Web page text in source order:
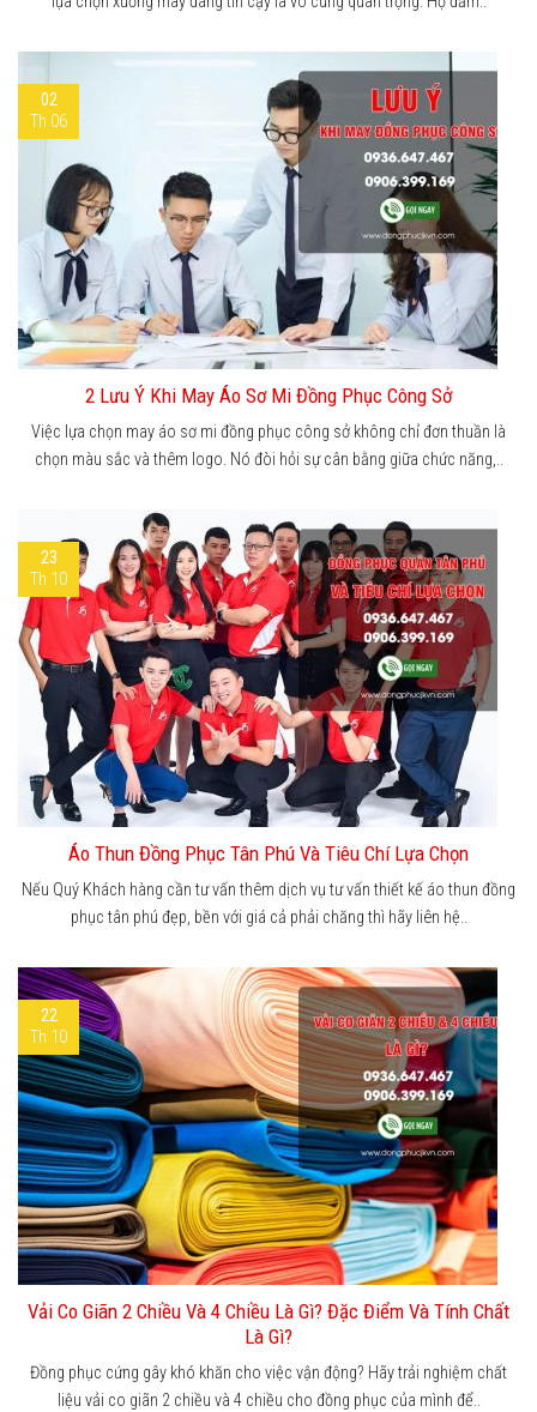
02
Th 06
2 Lưu Ý Khi May Áo Sơ Mi Đồng Phục Công Sở
Việc lựa chọn may áo sơ mi đồng phục công sở không chỉ đơn thuần là
chọn màu sắc và thêm logo. Nó đòi hỏi sự cân bằng giữa chức năng,..
23
Th 10
Áo Thun Đồng Phục Tân Phú Và Tiêu Chí Lựa Chọn
Nếu Quý Khách hàng cần tư vấn thêm dịch vụ tư vấn thiết kế áo thun đồng
phục tân phú đẹp, bền với giá cả phải chăng thì hãy liên hệ..
22
Th 10
Vải Co Giãn 2 Chiều Và 4 Chiều Là Gì? Đặc Điểm Và Tính Chất
Là Gì?
Đồng phục cứng gây khó khăn cho việc vận động? Hãy trải nghiệm chất
liệu vải co giãn 2 chiều và 4 chiều cho đồng phục của mình để..